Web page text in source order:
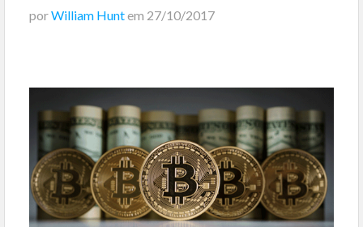
POSTS
PODCAST
porWilliam Huntem 27/10/2017